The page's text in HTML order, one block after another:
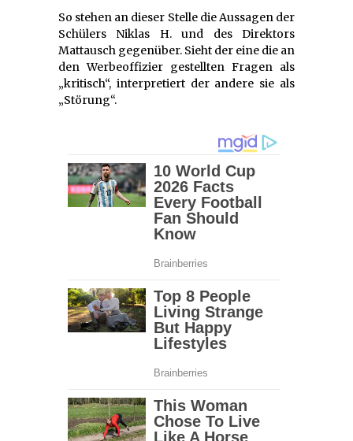
So stehen an dieser Stelle die Aussagen der
Schülers Niklas H. und des Direktors
Mattausch gegenüber. Sieht der eine die an
den Werbeoffizier gestellten Fragen als
„kritisch“, interpretiert der andere sie als
„Störung“.